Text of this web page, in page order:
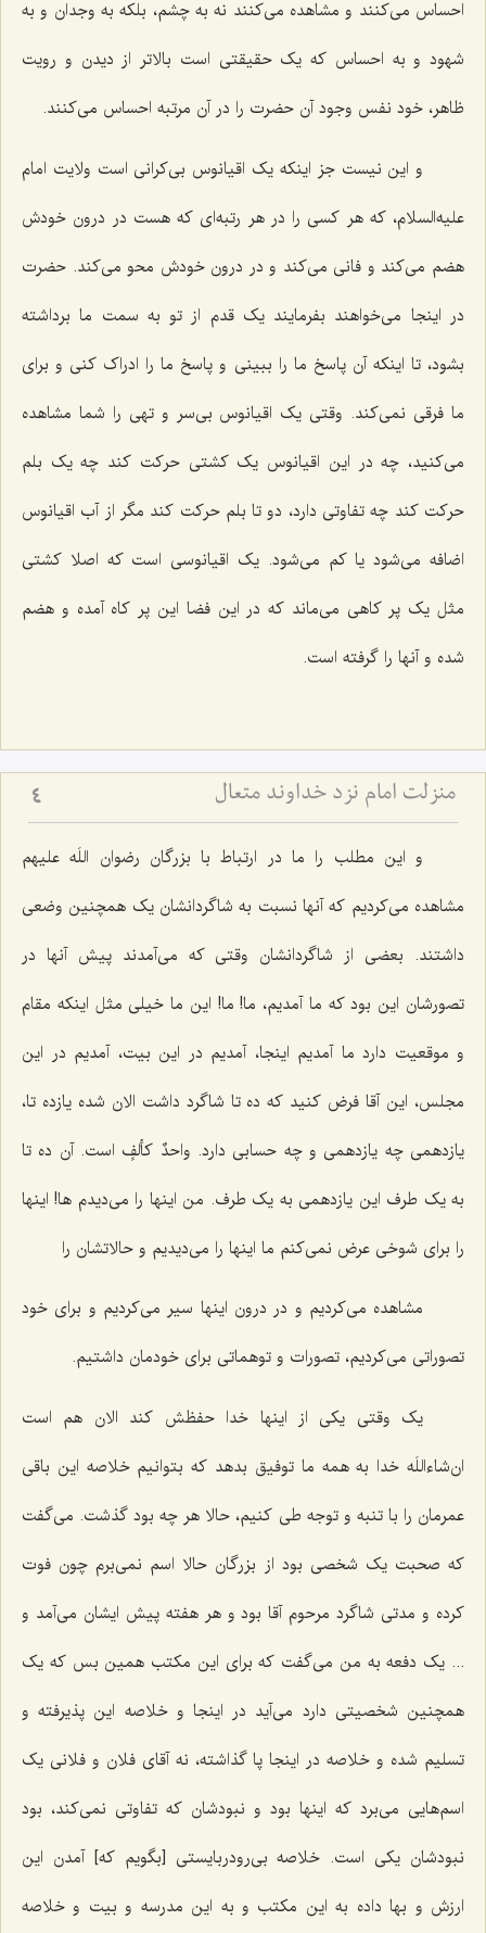
احساس می‌کنند و مشاهده می‌کنند نه به چشم، بلکه به وجدان و به
شهود و به احساس که یک حقیقتی است بالاتر از دیدن و رویت
ظاهر، خود نفس وجود آن حضرت را در آن مرتبه احساس می‌کنند.
و این نیست جز اینکه یک اقیانوس بی‌کرانی است ولایت امام
علیه‌السلام، که هر کسی را در هر رتبه‌ای که هست در درون خودش
هضم می‌کند و فانی می‌کند و در درون خودش محو می‌کند. حضرت
در اینجا می‌خواهند بفرمایند یک قدم از تو به سمت ما برداشته
بشود، تا اینکه آن پاسخ ما را ببینی و پاسخ ما را ادراک کنی و برای
ما فرقی نمی‌کند. وقتی یک اقیانوس بی‌سر و تهی را شما مشاهده
می‌کنید، چه در این اقیانوس یک کشتی حرکت کند چه یک بلم
حرکت کند چه تفاوتی دارد، دو تا بلم حرکت کند مگر از آب اقیانوس
اضافه می‌شود یا کم می‌شود. یک اقیانوسی است که اصلا کشتی
مثل یک پر کاهی می‌ماند که در این فضا این پر کاه آمده و هضم
شده و آنها را گرفته است.
منزلت امام نزد خداوند متعال 4
و این مطلب را ما در ارتباط با بزرگان رضوان اللَه علیهم
مشاهده می‌کردیم که آنها نسبت به شاگردانشان یک همچنین وضعی
داشتند. بعضی از شاگردانشان وقتی که می‌آمدند پیش آنها در
تصورشان این بود که ما آمدیم، ما! ما! این ما خیلی مثل اینکه مقام
و موقعیت دارد ما آمدیم اینجا، آمدیم در این بیت، آمدیم در این
مجلس، این آقا فرض کنید که ده تا شاگرد داشت الان شده یازده تا،
یازدهمی چه یازدهمی و چه حسابی دارد. واحدٌ کألفٍ است. آن ده تا
به یک طرف این یازدهمی به یک طرف. من اینها را می‌دیدم ها! اینها
را برای شوخی عرض نمی‌کنم ما اینها را می‌دیدیم و حالاتشان را
مشاهده می‌کردیم و در درون اینها سیر می‌کردیم و برای خود
تصوراتی می‌کردیم، تصورات و توهماتی برای خودمان داشتیم.
یک وقتی یکی از اینها خدا حفظش کند الان هم است
ان‌شاءاللَه خدا به همه ما توفیق بدهد که بتوانیم خلاصه این باقی
عمرمان را با تنبه و توجه طی کنیم، حالا هر چه بود گذشت. می‌گفت
که صحبت یک شخصی بود از بزرگان حالا اسم نمی‌برم چون فوت
کرده و مدتی شاگرد مرحوم آقا بود و هر هفته پیش ایشان می‌آمد و
... یک دفعه به من می‌گفت که برای این مکتب همین بس که یک
همچنین شخصیتی دارد می‌آید در اینجا و خلاصه این پذیرفته و
تسلیم شده و خلاصه در اینجا پا گذاشته، نه آقای فلان و فلانی یک
اسم‌هایی می‌برد که اینها بود و نبودشان که تفاوتی نمی‌کند، بود
نبودشان یکی است. خلاصه بی‌رودربایستی [بگویم که‌] آمدن این
ارزش و بها داده به این مکتب و به این مدرسه و بیت و خلاصه